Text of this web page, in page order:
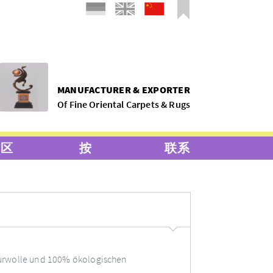
MANUFACTURER & EXPORTER
Of Fine Oriental Carpets & Rugs
按 联系
und 100% ökologischen